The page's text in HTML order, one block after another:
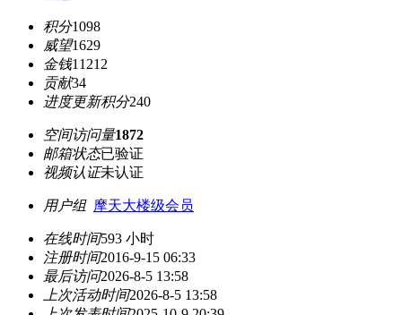
积分1098
威望1629
金钱11212
贡献34
进度更新积分240
空间访问量1872
邮箱状态已验证
视频认证未认证
用户组 摩天大楼级会员
在线时间593 小时
注册时间2016-9-15 06:33
最后访问2026-8-5 13:58
上次活动时间2026-8-5 13:58